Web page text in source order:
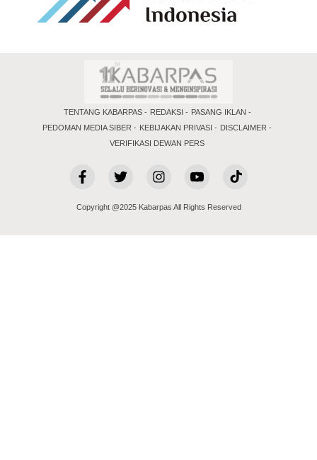
TENTANG KABARPAS REDAKSI
PASANG IKLAN
PEDOMAN MEDIA SIBER
KEBIJAKAN PRIVASI
DISCLAIMER
VERIFIKASI DEWAN PERS
Copyright @2025 Kabarpas All Rights Reserved